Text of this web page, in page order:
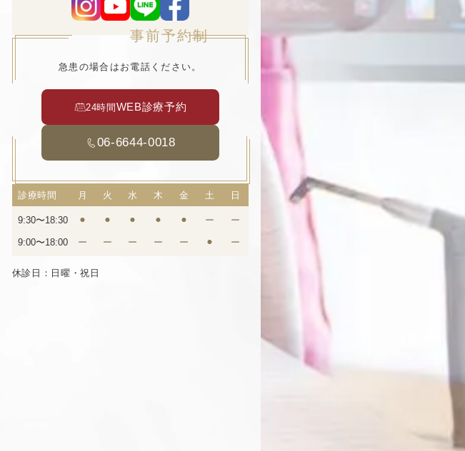
事前予約制
急患の場合はお電話ください。
24時間 WEB診療予約
06-6644-0018
診療時間 月 火 水 木 金 土 日
9:30〜18:30 ⚫︎ ⚫︎ ⚫︎ ⚫︎ ⚫︎ ー ー
9:00〜18:00 ー ー ー ー ー ⚫︎ ー
休診日：日曜・祝日